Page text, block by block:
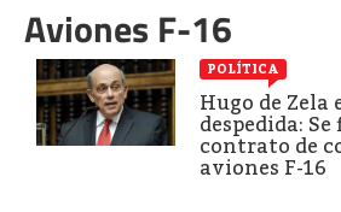
Aviones F-16
POLÍTICA
Hugo de Zela
despedida:
contrato de
aviones F-16